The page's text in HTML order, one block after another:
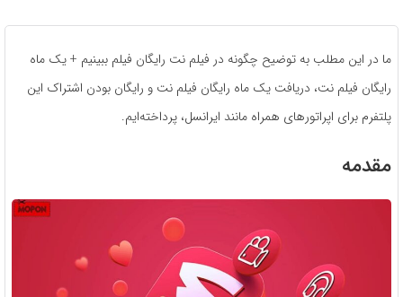
ما در این مطلب به توضیح چگونه در فیلم نت رایگان فیلم ببینیم + یک ماه
رایگان فیلم نت، دریافت یک ماه رایگان فیلم نت و رایگان بودن اشتراک این
پلتفرم برای اپراتورهای همراه مانند ایرانسل، پرداخته‌ایم.
مقدمه